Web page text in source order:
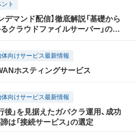
ト
デマンド配信】徹底解説「基礎から
クラウドファイルサーバー」のご
体向けサービス最新情報
ホスティングサービス
体向けサービス最新情報
後」を見据えたガバクラ運用、成功
は「接続サービス」の選定